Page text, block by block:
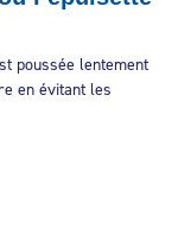
poussée lentement
en évitant les